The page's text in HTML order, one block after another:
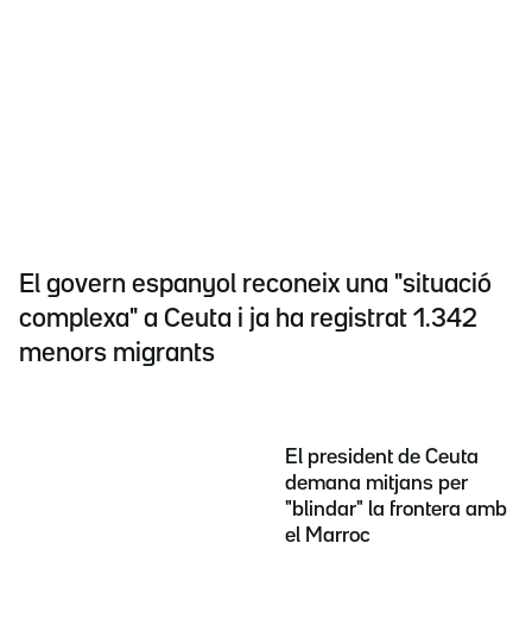
El govern espanyol reconeix una "situació
complexa" a Ceuta i ja ha registrat 1.342
menors migrants
El president de Ceuta
demana mitjans per
"blindar" la frontera amb
el Marroc